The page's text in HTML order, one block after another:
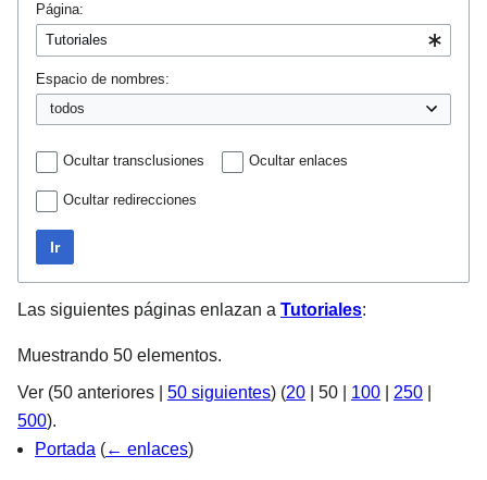
Página:
Espacio de nombres:
Ocultar transclusiones Ocultar enlaces
Ocultar redirecciones
Ir
Las siguientes páginas enlazan a Tutoriales:
Muestrando 50 elementos.
Ver (50 anteriores 50 siguientes) (20 50 100 250
500).
Portada (← enlaces)